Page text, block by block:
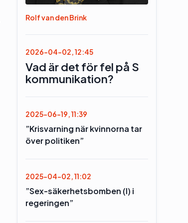
Rolf van den Brink
2026-04-02, 12:45
Vad är det för fel på S
kommunikation?
2025-06-19, 11:39
”Krisvarning när kvinnorna tar
över politiken”
2025-04-02, 11:02
”Sex-säkerhetsbomben (l) i
regeringen”